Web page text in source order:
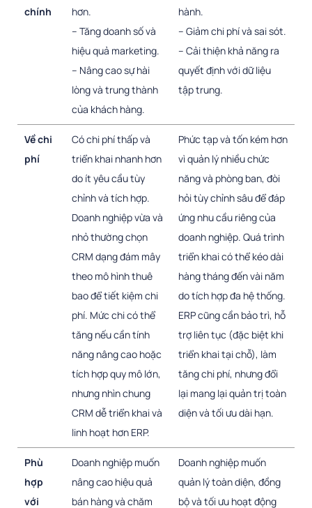
chính
hơn.
– Tăng doanh số và
hiệu quả marketing.
– Nâng cao sự hài
lòng và trung thành
của khách hàng.
hành.
– Giảm chi phí và sai sót.
– Cải thiện khả năng ra
quyết định với dữ liệu
tập trung.
Về chi
phí
Có chi phí thấp và
triển khai nhanh hơn
do ít yêu cầu tùy
chỉnh và tích hợp.
Doanh nghiệp vừa và
nhỏ thường chọn
CRM dạng đám mây
theo mô hình thuê
bao để tiết kiệm chi
phí. Mức chi có thể
tăng nếu cần tính
năng nâng cao hoặc
tích hợp quy mô lớn,
nhưng nhìn chung
CRM dễ triển khai và
linh hoạt hơn ERP.
Phức tạp và tốn kém hơn
vì quản lý nhiều chức
năng và phòng ban, đòi
hỏi tùy chỉnh sâu để đáp
ứng nhu cầu riêng của
doanh nghiệp. Quá trình
triển khai có thể kéo dài
hàng tháng đến vài năm
do tích hợp đa hệ thống.
ERP cũng cần bảo trì, hỗ
trợ liên tục (đặc biệt khi
triển khai tại chỗ), làm
tăng chi phí, nhưng đổi
lại mang lại quản trị toàn
diện và tối ưu dài hạn.
Phù
hợp
với
Doanh nghiệp muốn
nâng cao hiệu quả
bán hàng và chăm
Doanh nghiệp muốn
quản lý toàn diện, đồng
bộ và tối ưu hoạt động